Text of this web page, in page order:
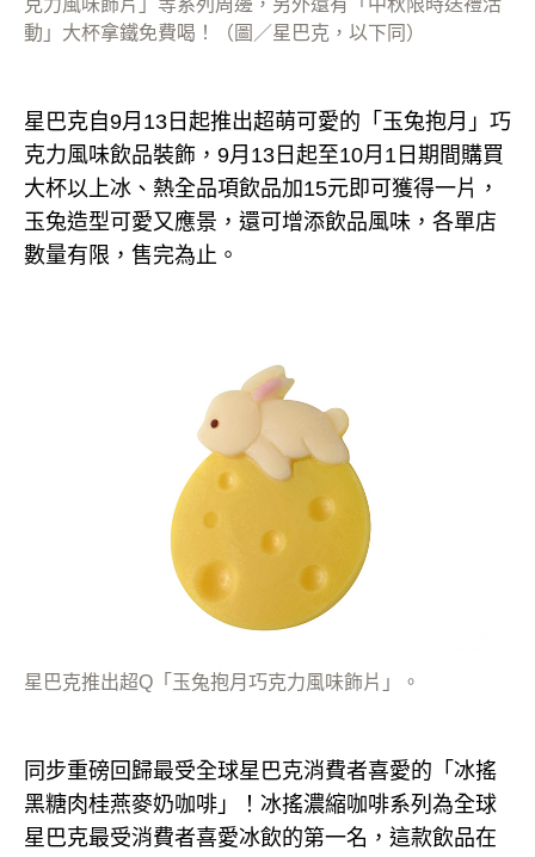
動」大杯拿鐵免費喝！（圖／星巴克，以下同）
星巴克自9月13日起推出超萌可愛的「玉兔抱月」巧
克力風味飲品裝飾，9月13日起至10月1日期間購買
大杯以上冰、熱全品項飲品加15元即可獲得一片，
玉兔造型可愛又應景，還可增添飲品風味，各單店
數量有限，售完為止。
星巴克推出超Q「玉兔抱月巧克力風味飾片」。
同步重磅回歸最受全球星巴克消費者喜愛的「冰搖
黑糖肉桂燕麥奶咖啡」！冰搖濃縮咖啡系列為全球
星巴克最受消費者喜愛冰飲的第一名，這款飲品在